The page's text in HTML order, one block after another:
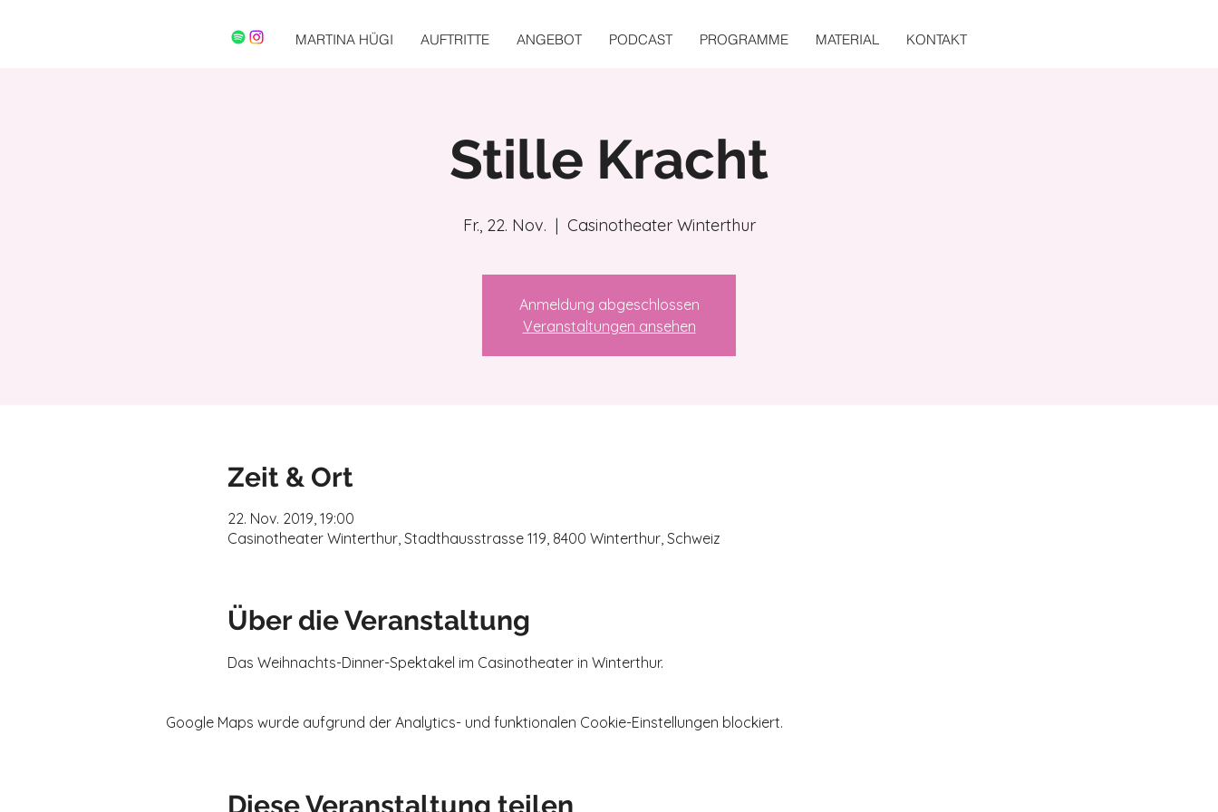
MARTINA HÜGI AUFTRITTE ANGEBOT PODCAST PROGRAMME MATERIAL KONTAKT
Stille Kracht
Fr., 22. Nov.
  |
Casinotheater Winterthur
Anmeldung abgeschlossen
Veranstaltungen ansehen
Zeit & Ort
22. Nov. 2019, 19:00
Casinotheater Winterthur, Stadthausstrasse 119, 8400 Winterthur, Schweiz
Über die Veranstaltung
Das Weihnachts-Dinner-Spektakel im Casinotheater in Winterthur.
Google Maps wurde aufgrund der Analytics- und funktionalen Cookie-Einstellungen blockiert.
Diese Veranstaltung teilen